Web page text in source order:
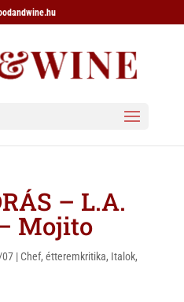
– L.A.
Mojito
| Chef, étteremkritika, Italok,